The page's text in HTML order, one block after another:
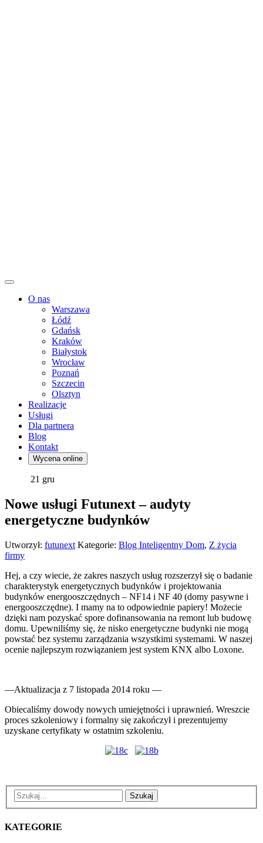
O nas
Warszawa
Łódź
Gdańsk
Kraków
Białystok
Wrocław
Poznań
Szczecin
Olsztyn
Realizacje
Usługi
Dla partnera
Blog
Kontakt
Wycena online
21 gru
Nowe usługi Futunext – audyty
energetyczne budynków
Utworzył: futunext Kategorie: Blog Inteligentny Dom, Z życia
firmy
Hej, a czy wiecie, że zakres naszych usług rozszerzył się o badanie
charakterystyk energetycznych budynków i projektowania
budynków energooszczędnych – NF14 i NF 40 (domy pasywne i
energooszczędne). I mamy na to odpowiednie papiery! Możecie
dzięki nam pozyskać spore dofinansowania na remont lub budowę
domu. Upewniliśmy się, że nisko energetyczne budynki nie mogą
powstać bez systemu zarządzania wszystkimi systemami. W naszej
ocenie najlepszym rozwiązaniem jest system KNX albo Loxone.
—Aktualizacja z 7 listopada 2014 roku —
Obiecaliśmy dowody nowych umiejętności i uprawnień. Wreszcie
proces szkoleniowy i formalny się zakończył i prezentujemy
uzyskane certyfikaty w ostatnim szkoleniu.
Szukaj
KATEGORIE